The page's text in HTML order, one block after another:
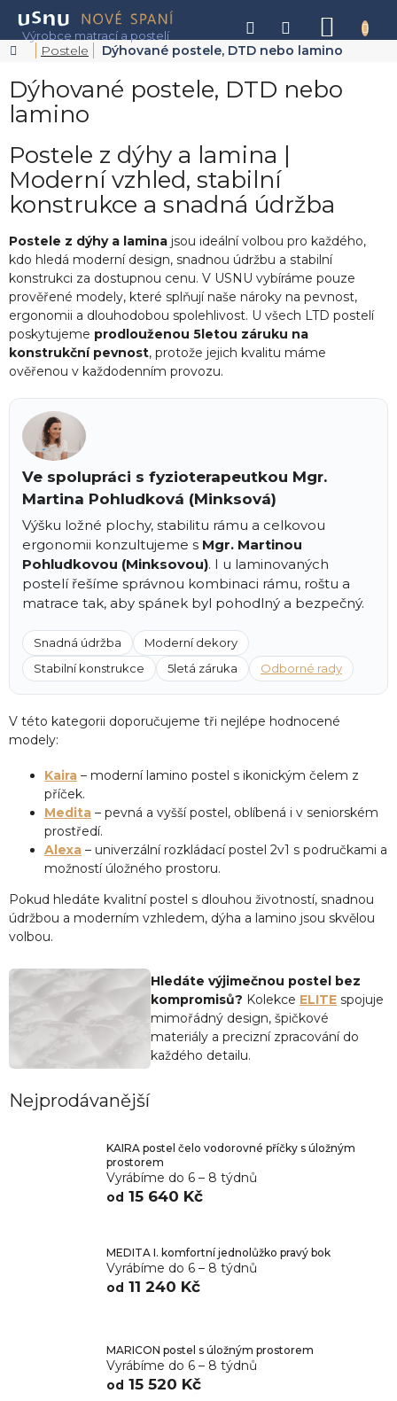
obsah
Domů
Postele Dýhované postele, DTD nebo lamino
Dýhované postele, DTD nebo
lamino
Postele z dýhy a lamina |
Moderní vzhled, stabilní
konstrukce a snadná údržba
Postele z dýhy a lamina jsou ideální volbou pro každého,
kdo hledá moderní design, snadnou údržbu a stabilní
konstrukci za dostupnou cenu. V USNU vybíráme pouze
prověřené modely, které splňují naše nároky na pevnost,
ergonomii a dlouhodobou spolehlivost. U všech LTD postelí
poskytujeme prodlouženou 5letou záruku na
konstrukční pevnost, protože jejich kvalitu máme
ověřenou v každodenním provozu.
Ve spolupráci s fyzioterapeutkou Mgr.
Martina Pohludková (Minksová)
Výšku ložné plochy, stabilitu rámu a celkovou
ergonomii konzultujeme s Mgr. Martinou
Pohludkovou (Minksovou). I u laminovaných
postelí řešíme správnou kombinaci rámu, roštu a
matrace tak, aby spánek byl pohodlný a bezpečný.
Snadná údržba
Moderní dekory
Stabilní konstrukce
5letá záruka Odborné rady
V této kategorii doporučujeme tři nejlépe hodnocené
modely:
Kaira – moderní lamino postel s ikonickým čelem z
příček.
Medita – pevná a vyšší postel, oblíbená i v seniorském
prostředí.
Alexa – univerzální rozkládací postel 2v1 s područkami a
možností úložného prostoru.
Pokud hledáte kvalitní postel s dlouhou životností, snadnou
údržbou a moderním vzhledem, dýha a lamino jsou skvělou
volbou.
Hledáte výjimečnou postel bez
kompromisů? Kolekce ELITE spojuje
mimořádný design, špičkové
materiály a precizní zpracování do
každého detailu.
Nejprodávanější
KAIRA postel čelo vodorovné příčky s úložným
prostorem
Vyrábíme do 6 – 8 týdnů
od 15 640 Kč
MEDITA I. komfortní jednolůžko pravý bok
Vyrábíme do 6 – 8 týdnů
od 11 240 Kč
MARICON postel s úložným prostorem
Vyrábíme do 6 – 8 týdnů
od 15 520 Kč